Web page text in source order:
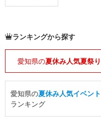
ランキングから探す
愛知県の夏休み人気夏祭り
愛知県の夏休み人気イベント
ランキング